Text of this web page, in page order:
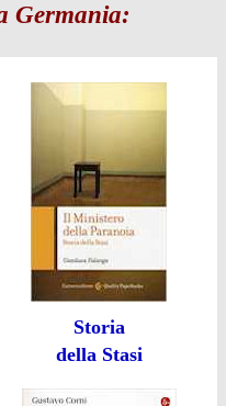
Germania:
Storia
della Stasi